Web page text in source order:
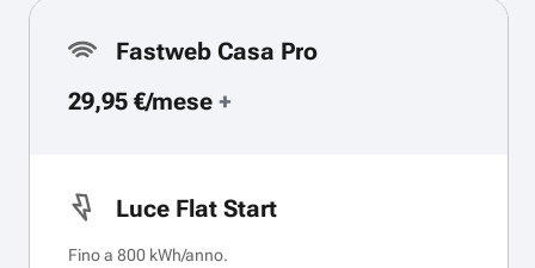
Fastweb Casa Pro
29,95 €/mese +
Luce Flat Start
Fino a 800 kWh/anno.